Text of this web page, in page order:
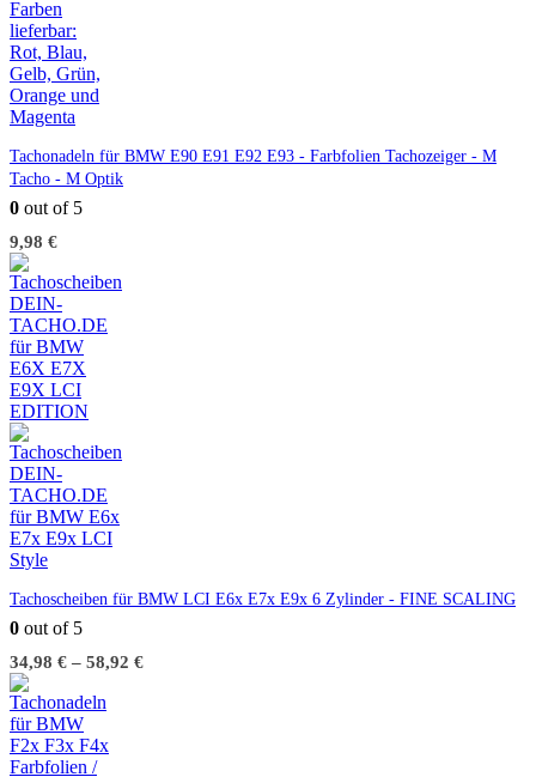
Tachonadeln für BMW E90 E91 E92 E93 - Farbfolien Tachozeiger - M
Tacho - M Optik
0 out of 5
9,98 €
Tachoscheiben für BMW LCI E6x E7x E9x 6 Zylinder - FINE SCALING
0 out of 5
34,98 € – 58,92 €